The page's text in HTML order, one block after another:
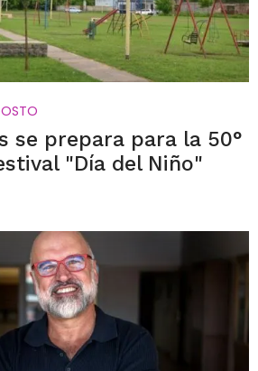
se prepara para la 50°
"Día del Niño"